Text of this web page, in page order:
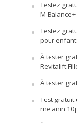
Testez
M-
Testez
pour enfant
À tester
Revitalift
À tester
Test gratuit
melanin